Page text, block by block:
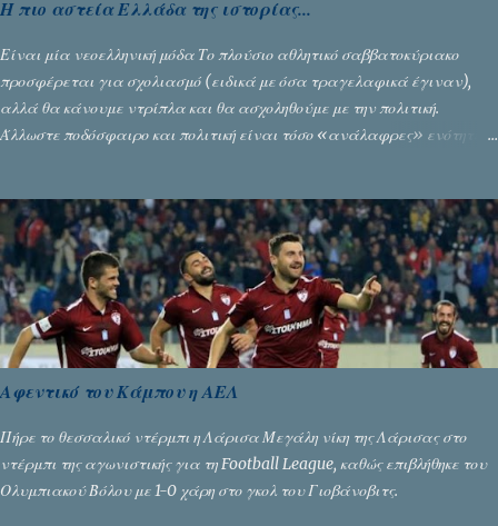
Η πιο αστεία Ελλάδα της ιστορίας...
Είναι μία νεοελληνική μόδα Το πλούσιο αθλητικό σαββατοκύριακο
προσφέρεται για σχολιασμό (ειδικά με όσα τραγελαφικά έγιναν),
αλλά θα κάνουμε ντρίπλα και θα ασχοληθούμε με την πολιτική.
Άλλωστε ποδόσφαιρο και πολιτική είναι τόσο «ανάλαφρες» ενότητες
Αφεντικό του Κάμπου η ΑΕΛ
Πήρε το θεσσαλικό ντέρμπι η Λάρισα Μεγάλη νίκη της Λάρισας στο
ντέρμπι της αγωνιστικής για τη Football League, καθώς επιβλήθηκε του
Ολυμπιακού Βόλου με 1-0 χάρη στο γκολ του Γιοβάνοβιτς.